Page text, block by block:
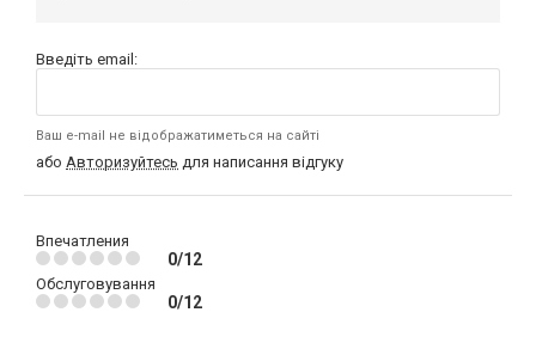
Введіть email:
Ваш e-mail не відображатиметься на сайті
або Авторизуйтесь для написання відгуку
Впечатления
0/12
Обслуговування
0/12